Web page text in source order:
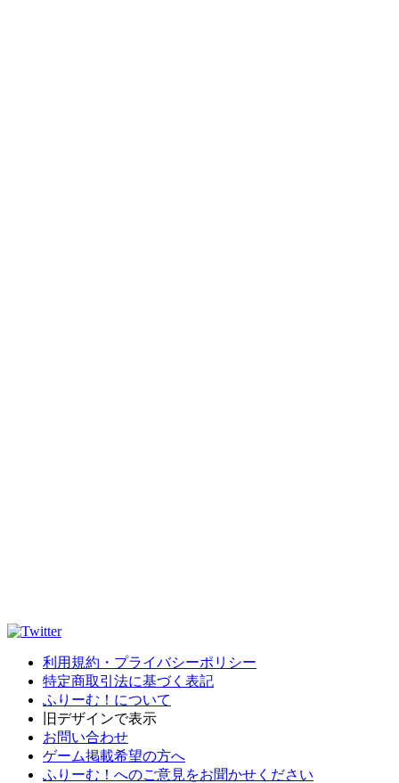
利用規約・プライバシーポリシー
特定商取引法に基づく表記
ふりーむ！について
旧デザインで表示
お問い合わせ
ゲーム掲載希望の方へ
ふりーむ！へのご意見をお聞かせください